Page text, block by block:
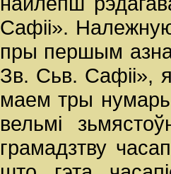
Сафіі».
пры першым
Зв. Сьв. Сафіі»,
маем тры
вельмі
грамадзтву